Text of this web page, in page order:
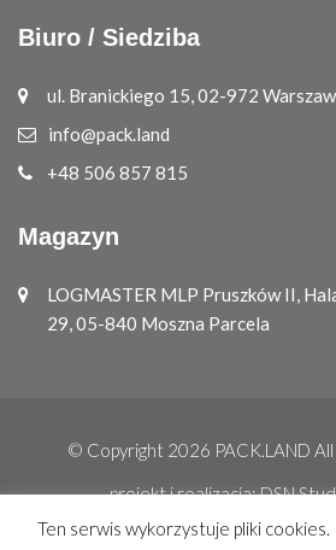
Biuro / Siedziba
ul. Branickiego 15, 02-972
info@pack.land
+48 506 857 815
Magazyn
LOGMASTER MLP Pruszków II,
29, 05-840 Moszna Parcela
© Copyright 2026 PACK.LAND
projekt i realizacja:DSN
Ten serwis wykorzystuje pliki